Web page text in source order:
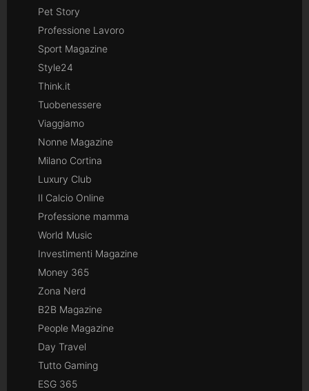
Pet Story
Professione Lavoro
Sport Magazine
Style24
Think.it
Tuobenessere
Viaggiamo
Nonne Magazine
Milano Cortina
Luxury Club
Il Calcio Online
Professione mamma
World Music
Investimenti Magazine
Money 365
Zona Nerd
B2B Magazine
People Magazine
Day Travel
Tutto Gaming
ESG 365